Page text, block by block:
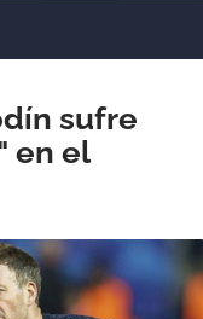
sufre
en el